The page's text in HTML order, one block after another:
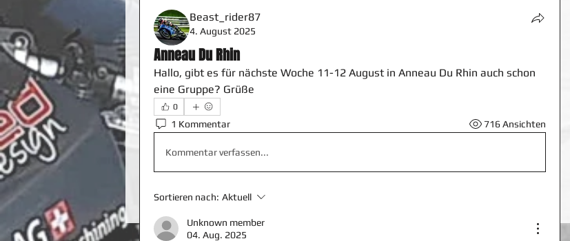
Beast_rider87
4. August 2025
Anneau Du Rhin
Hallo, gibt es für nächste Woche 11-12 August in Anneau Du Rhin auch schon
eine Gruppe? Grüße
0
1 Kommentar 716 Ansichten
Kommentar verfassen...
Sortieren nach: Aktuell
Unknown member
04. Aug. 2025